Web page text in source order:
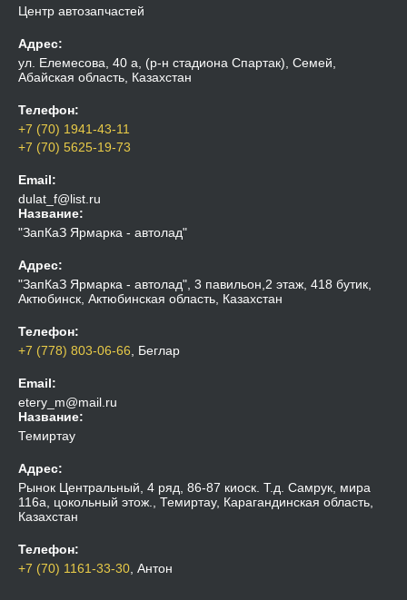
Центр автозапчастей
Адрес:
ул. Елемесова, 40 а, (р-н стадиона Спартак), Семей,
Абайская область, Казахстан
Телефон:
+7 (70) 1941-43-11
+7 (70) 5625-19-73
Email:
dulat_f@list.ru
Название:
"ЗапКаЗ Ярмарка - автолад"
Адрес:
"ЗапКаЗ Ярмарка - автолад", 3 павильон,2 этаж, 418 бутик,
Актюбинск, Актюбинская область, Казахстан
Телефон:
+7 (778) 803-06-66 , Беглар
Email:
etery_m@mail.ru
Название:
Темиртау
Адрес:
Рынок Центральный, 4 ряд, 86-87 киоск. Т.д. Самрук, мира
116а, цокольный этож., Темиртау, Карагандинская область,
Казахстан
Телефон:
+7 (70) 1161-33-30 , Антон